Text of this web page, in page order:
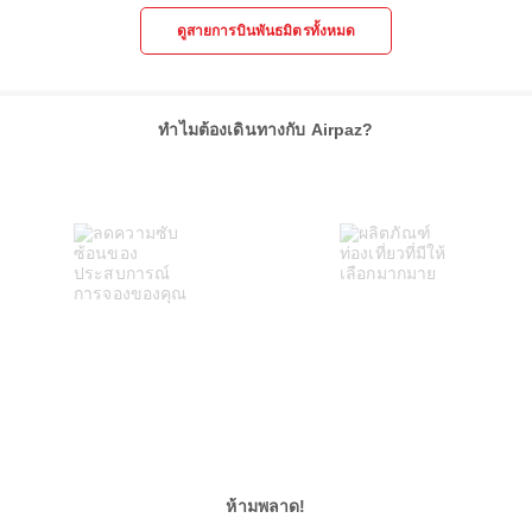
ดูสายการบินพันธมิตรทั้งหมด
ทำไมต้องเดินทางกับ Airpaz?
ห้ามพลาด!